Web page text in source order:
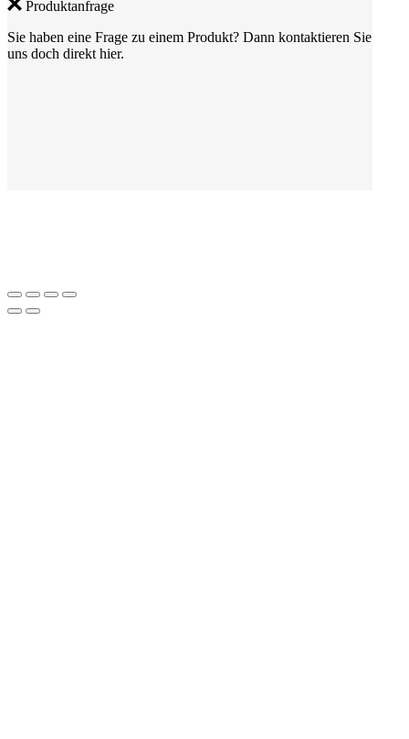
Produktanfrage
Sie haben eine Frage zu einem Produkt? Dann kontaktieren Sie
uns doch direkt hier.